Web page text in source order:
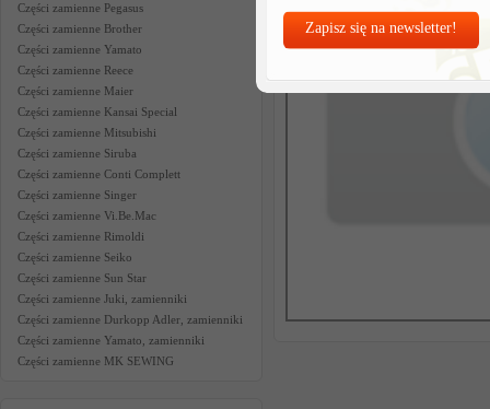
Zapisz się na newsletter!
Części zamienne Pegasus
Części zamienne Brother
Części zamienne Yamato
Części zamienne Reece
Części zamienne Maier
Części zamienne Kansai Special
Części zamienne Mitsubishi
Części zamienne Siruba
Części zamienne Conti Complett
Części zamienne Singer
Części zamienne Vi.Be.Mac
Części zamienne Rimoldi
Części zamienne Seiko
Części zamienne Sun Star
Części zamienne Juki, zamienniki
Części zamienne Durkopp Adler, zamienniki
Części zamienne Yamato, zamienniki
Części zamienne MK SEWING